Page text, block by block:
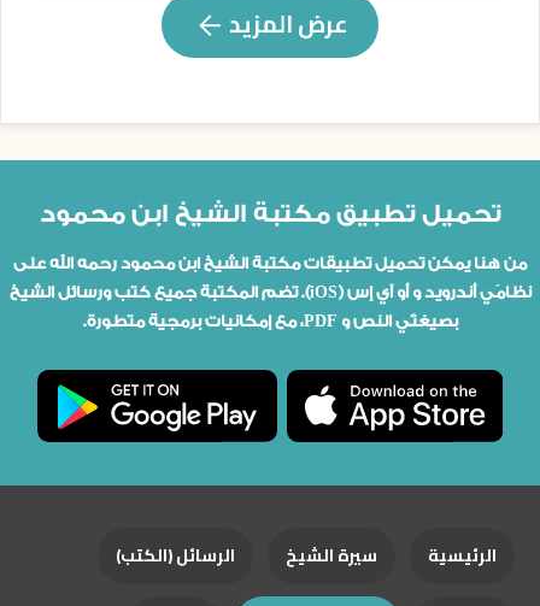
عرض المزيد
تحميل تطبيق مكتبة الشيخ ابن محمود
من هنا يمكن تحميل تطبيقات مكتبة الشيخ ابن محمود رحمه الله على
نظامَي أندرويد و أو آي إس (iOS). تضم المكتبة جميع كتب ورسائل الشيخ
بصيغتَي النص و PDF، مع إمكانيات برمجية متطورة.
الرئيسية سيرة الشيخ الرسائل (الكتب)